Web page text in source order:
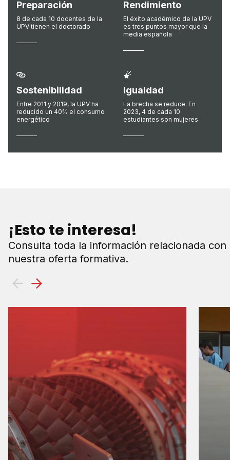
Preparación
8 de cada 10 docentes de la
UPV tienen el doctorado
Rendimiento
El éxito académico de la UPV
es tres puntos mayor que la
media española
Sostenibilidad
Entre 2011 y 2019, la UPV ha
reducido un 40% el consumo
energético
Igualdad
La brecha se reduce. En
2023, 4 de cada 10
estudiantes son mujeres
¡Esto te interesa!
Consulta toda la información relacionada con
nuestra oferta formativa.